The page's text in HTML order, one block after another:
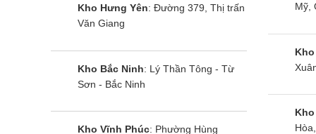
Kho Hưng Yên: Đường 379, Thị trấn
Văn Giang
Kho Bắc Ninh: Lý Thần Tông - Từ
Sơn - Bắc Ninh
Kho Vĩnh Phúc: Phường Hùng
Mỹ,
Kho